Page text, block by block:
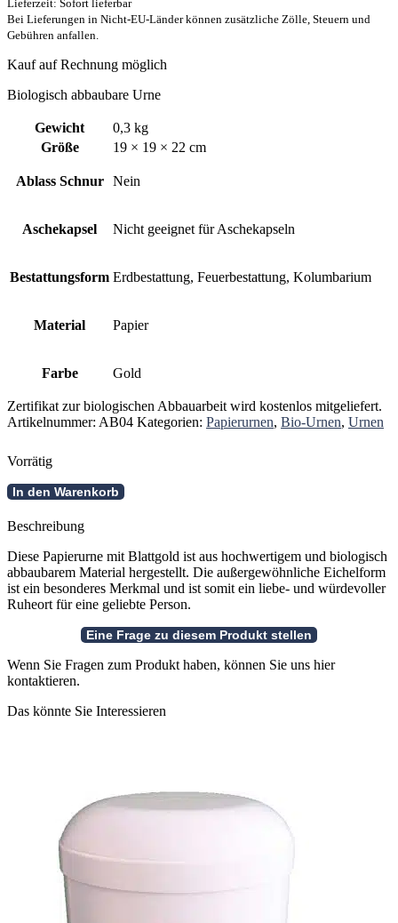
Lieferzeit: Sofort lieferbar
Bei Lieferungen in Nicht-EU-Länder können zusätzliche Zölle, Steuern und
Gebühren anfallen.
Kauf auf Rechnung möglich
Biologisch abbaubare Urne
Gewicht
0,3 kg
Größe
19 × 19 × 22 cm
Ablass Schnur Nein
Aschekapsel Nicht geeignet für Aschekapseln
Bestattungsform Erdbestattung, Feuerbestattung, Kolumbarium
Material Papier
Farbe Gold
Zertifikat zur biologischen Abbauarbeit wird kostenlos mitgeliefert.
Artikelnummer: AB04 Kategorien: Papierurnen, Bio-Urnen, Urnen
Vorrätig
Goldene
in
Menge
In den Warenkorb
Beschreibung
Diese Papierurne mit Blattgold ist aus hochwertigem und biologisch
abbaubarem Material hergestellt. Die außergewöhnliche Eichelform
ist ein besonderes Merkmal und ist somit ein liebe- und würdevoller
Ruheort für eine geliebte Person.
Wenn Sie Fragen zum Produkt haben, können Sie uns hier
kontaktieren.
Das könnte Sie Interessieren